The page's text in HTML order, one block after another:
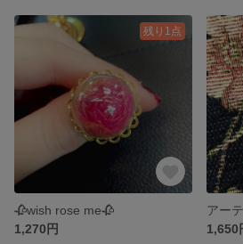
残り1点
🥀wish rose me🥀
1,270円
アー
1,650